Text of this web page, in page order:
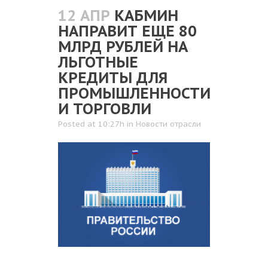
12 АПР КАБМИН
НАПРАВИТ ЕЩЕ 80
МЛРД РУБЛЕЙ НА
ЛЬГОТНЫЕ
КРЕДИТЫ ДЛЯ
ПРОМЫШЛЕННОСТИ
И ТОРГОВЛИ
Posted at 10:27h in Новости отрасли